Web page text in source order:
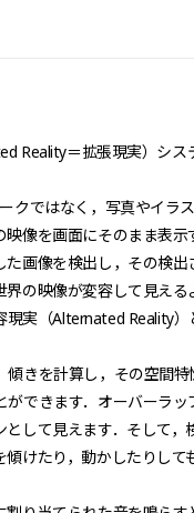
Reality＝拡張現実）シス
クではなく，写真やイラス
映像を画面にそのまま表示
画像を検出し，その検出
の映像が変容して見える
現実（Alternated Reality）
きを計算し，その空間特
ができます．オーバーラッ
して見えます．そして，
けたり，動かしたりして